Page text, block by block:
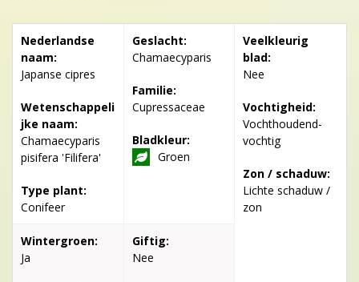
Nederlandse
naam:
Japanse cipres
Wetenschappeli
jke naam:
Chamaecyparis
pisifera 'Filifera'
Type plant:
Conifeer
Geslacht:
Chamaecyparis
Familie:
Cupressaceae
Bladkleur:
Groen
Veelkleurig
blad:
Nee
Vochtigheid:
Vochthoudend-
vochtig
Zon / schaduw:
Lichte schaduw /
zon
Wintergroen:
Ja
Giftig:
Nee